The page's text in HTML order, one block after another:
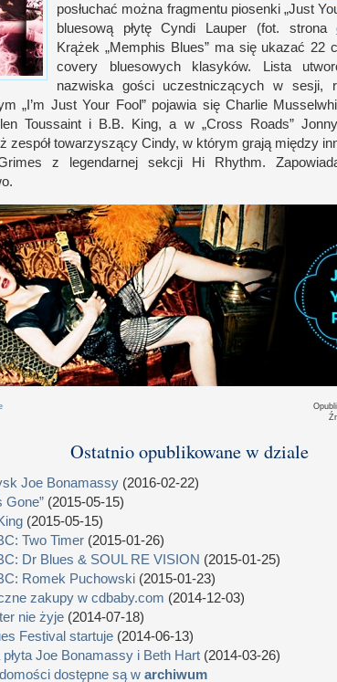
posłuchać można fragmentu piosenki „Just
bluesową płytę Cyndi Lauper (fot. strona
Krążek „Memphis Blues” ma się ukazać 22
covery bluesowych klasyków. Lista
nazwiska gości uczestniczącychw sesji,
„I’m Just Your Fool” pojawia się Charlie
Toussaint i B.B. King,a w„Cross Roads”
zespół towarzyszący Cindy, w którym grają między
z legendarnej sekcji Hi Rhythm.
Ostatnio opublikowane w dziale
Joe Bonamassy (2016-02-22)
Gone” (2015-05-15)
(2015-05-15)
Two Timer (2015-01-26)
Dr Blues & SOUL RE VISION (2015-01-25)
Romek Puchowski (2015-01-23)
zakupy w cdbaby.com (2014-12-03)
nie żyje (2014-07-18)
Festival startuje (2014-06-13)
płyta Joe Bonamassy i Beth Hart (2014-03-26)
dostępne są w archiwum